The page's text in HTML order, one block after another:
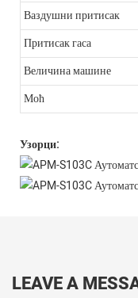
Ваздушни притисак
Притисак гаса
Величина машине
Моћ
Узорци:
LEAVE A